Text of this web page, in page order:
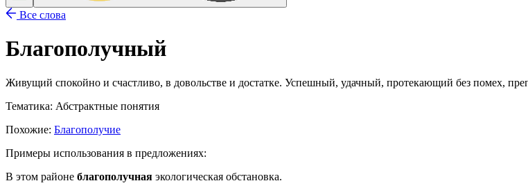
Все слова
Благополучный
Живущий спокойно и счастливо, в довольстве и достатке. Успешный, удачный, протекающий без помех,
Тематика: Абстрактные понятия
Похожие: Благополучие
Примеры использования в предложениях:
В этом районе благополучная экологическая обстановка.